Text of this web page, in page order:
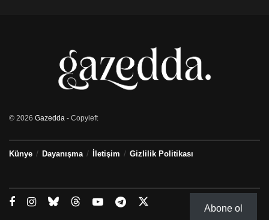
© 2026 Gazedda - Copyleft
Künye Dayanışma İletişim Gizlilik Politikası
Abone ol